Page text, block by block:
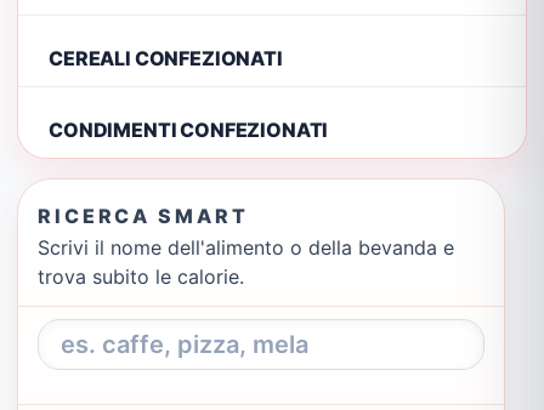
CEREALI CONFEZIONATI
CONDIMENTI CONFEZIONATI
RICERCA SMART
Scrivi il nome dell'alimento o della bevanda e
trova subito le calorie.